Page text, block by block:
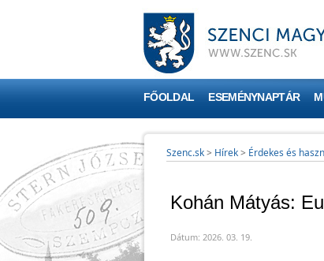
FŐOLDAL ESEMÉNYNAPTÁR
Szenc.sk> Hírek> Érdekes és
Kohán Mátyás:
Dátum: 2026. 03. 19.